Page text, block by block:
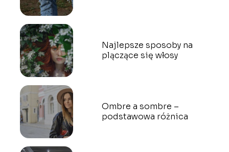
Najlepsze sposoby na
plączące się włosy
Ombre a sombre –
podstawowa różnica